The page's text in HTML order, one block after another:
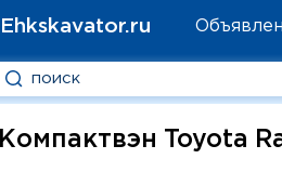
Ehkskavator.ru
Компактвэн Toyota